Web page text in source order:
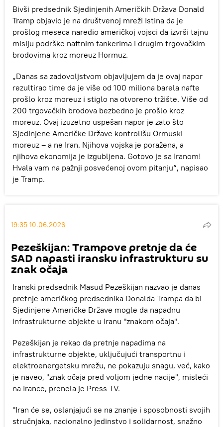
Bivši predsednik Sjedinjenih Američkih Država Donald
Tramp objavio je na društvenoj mreži Istina da je
prošlog meseca naredio američkoj vojsci da izvrši tajnu
misiju podrške naftnim tankerima i drugim trgovačkim
brodovima kroz moreuz Hormuz.
„Danas sa zadovoljstvom objavljujem da je ovaj napor
rezultirao time da je više od 100 miliona barela nafte
prošlo kroz moreuz i stiglo na otvoreno tržište. Više od
200 trgovačkih brodova bezbedno je prošlo kroz
moreuz. Ovaj izuzetno uspešan napor je zato što
Sjedinjene Američke Države kontrolišu Ormuski
moreuz – a ne Iran. Njihova vojska je poražena, a
njihova ekonomija je izgubljena. Gotovo je sa Iranom!
Hvala vam na pažnji posvećenoj ovom pitanju“, napisao
je Tramp.
19:35 10.06.2026
Pezeškijan: Trampove pretnje da će
SAD napasti iransku infrastrukturu su
znak očaja
Iranski predsednik Masud Pezeškijan nazvao je danas
pretnje američkog predsednika Donalda Trampa da bi
Sjedinjene Američke Države mogle da napadnu
infrastrukturne objekte u Iranu "znakom očaja".
Pezeškijan je rekao da pretnje napadima na
infrastrukturne objekte, uključujući transportnu i
elektroenergetsku mrežu, ne pokazuju snagu, već, kako
je naveo, "znak očaja pred voljom jedne nacije", misleći
na Irance, prenela je Press TV.
"Iran će se, oslanjajući se na znanje i sposobnosti svojih
stručnjaka, nacionalno jedinstvo i solidarnost, snažno